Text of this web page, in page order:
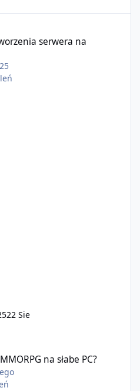
serwera na
22 Sie
na słabe PC?